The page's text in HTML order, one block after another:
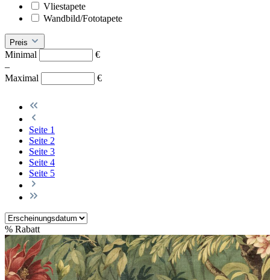
Vliestapete
Wandbild/Fototapete
Preis
Minimal
€
–
Maximal
€
Seite 1
Seite 2
Seite 3
Seite 4
Seite 5
% Rabatt